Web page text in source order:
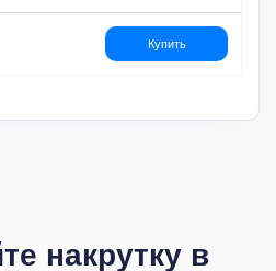
Купить
накрутку в